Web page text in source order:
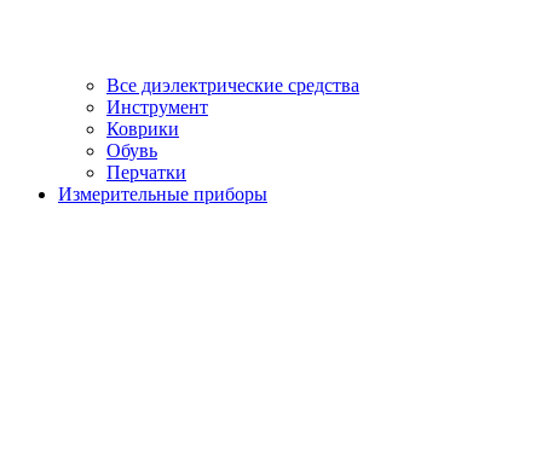
Все диэлектрические средства
Инструмент
Коврики
Обувь
Перчатки
Измерительные приборы